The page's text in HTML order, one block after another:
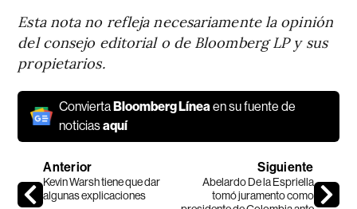
Esta nota no refleja necesariamente la opinión
del consejo editorial o de Bloomberg LP y sus
propietarios.
ConviertaBloomberg Líneaen su fuente de
noticiasaquí
Anterior
Kevin Warsh tiene que dar
algunas explicaciones
Siguiente
Abelardo De la Espriella
tomó juramento como